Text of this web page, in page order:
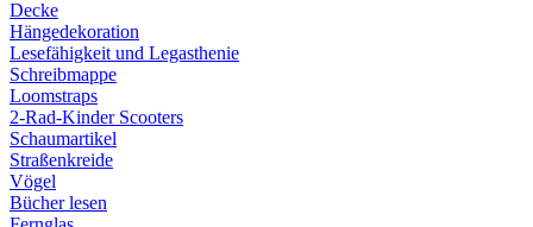
Decke
Hängedekoration
Lesefähigkeit und Legasthenie
Schreibmappe
Loomstraps
2-Rad-Kinder Scooters
Schaumartikel
Straßenkreide
Vögel
Bücher lesen